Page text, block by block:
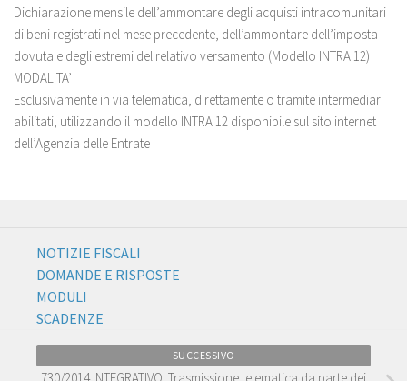
Dichiarazione mensile dell’ammontare degli acquisti intracomunitari
di beni registrati nel mese precedente, dell’ammontare dell’imposta
dovuta e degli estremi del relativo versamento (Modello INTRA 12)
MODALITA’
Esclusivamente in via telematica, direttamente o tramite intermediari
abilitati, utilizzando il modello INTRA 12 disponibile sul sito internet
dell’Agenzia delle Entrate
NOTIZIE FISCALI
DOMANDE E RISPOSTE
MODULI
SCADENZE
SUCCESSIVO